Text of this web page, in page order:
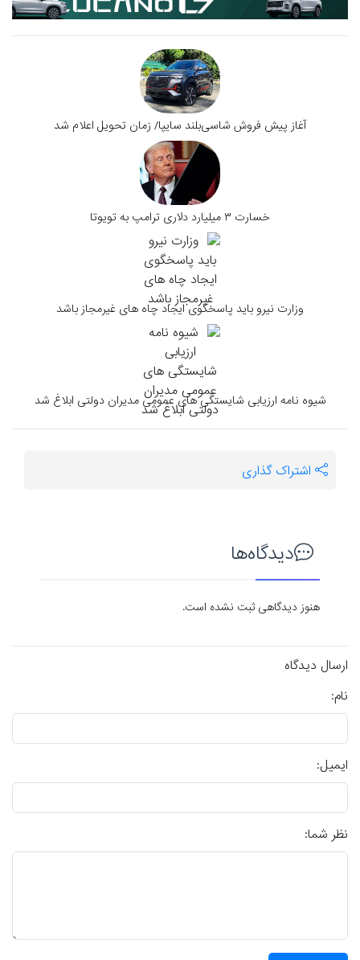
آغاز پیش‌ فروش شاسی‌بلند سایپا/ زمان تحویل اعلام شد
خسارت ۳ میلیارد دلاری ترامپ به تویوتا
وزارت نیرو باید پاسخگوی ایجاد چاه های غیرمجاز باشد
شیوه نامه ارزیابی شایستگی های عمومی مدیران دولتی ابلاغ شد
اشتراک گذاری
دیدگاه‌ها
هنوز دیدگاهی ثبت نشده است.
ارسال دیدگاه
نام:
ایمیل:
نظر شما: